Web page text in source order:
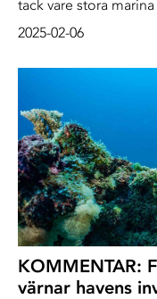
tack vare stora
endast finns 20 vuxna
är det viktigt?
2025-02-06
KOMMENTAR:
värnar havens